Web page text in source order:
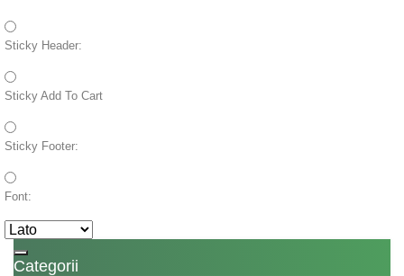
Toggle navigation
Categorii
Sticky Header:
Sticky Add To Cart
Sticky Footer:
Font: